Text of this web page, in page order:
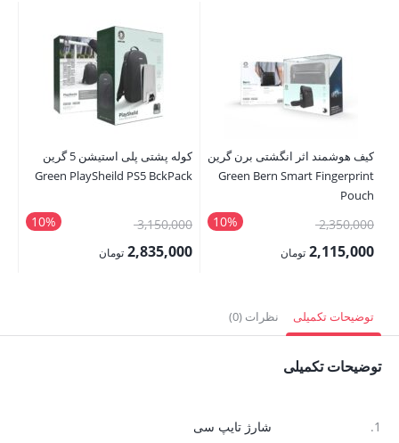
کیف هوشمند اثر انگشتی برن گرین
Green Bern Smart Fingerprint
Pouch
10% 2,350,000قیمت
اصلی:2,115,000 تومان
2,115,000 تومان.
کوله پشتی پلی استیشن 5 گرین
Green PlaySheild PS5 BckPack
10% 3,150,000قیمت
اصلی:2,835,000 تومان
توضیحات تکمیلی نظرات (0)
توضیحات تکمیلی
1. شارژ تایپ سی